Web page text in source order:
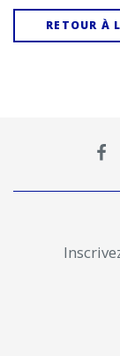
RETOUR À